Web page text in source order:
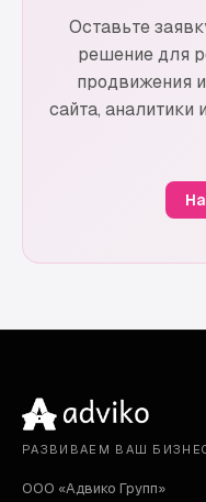
Оставьте
решение для
продвижения
сайта,
РАЗВИВАЕМ ВАШ
ООО «Адвико Групп»